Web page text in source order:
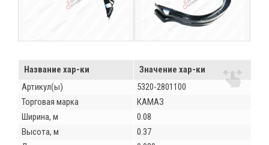
Название хар-ки
Значение хар-ки
Артикул(ы)
5320-2801100
Торговая марка
КАМАЗ
Ширина, м
0.08
Высота, м
0.37